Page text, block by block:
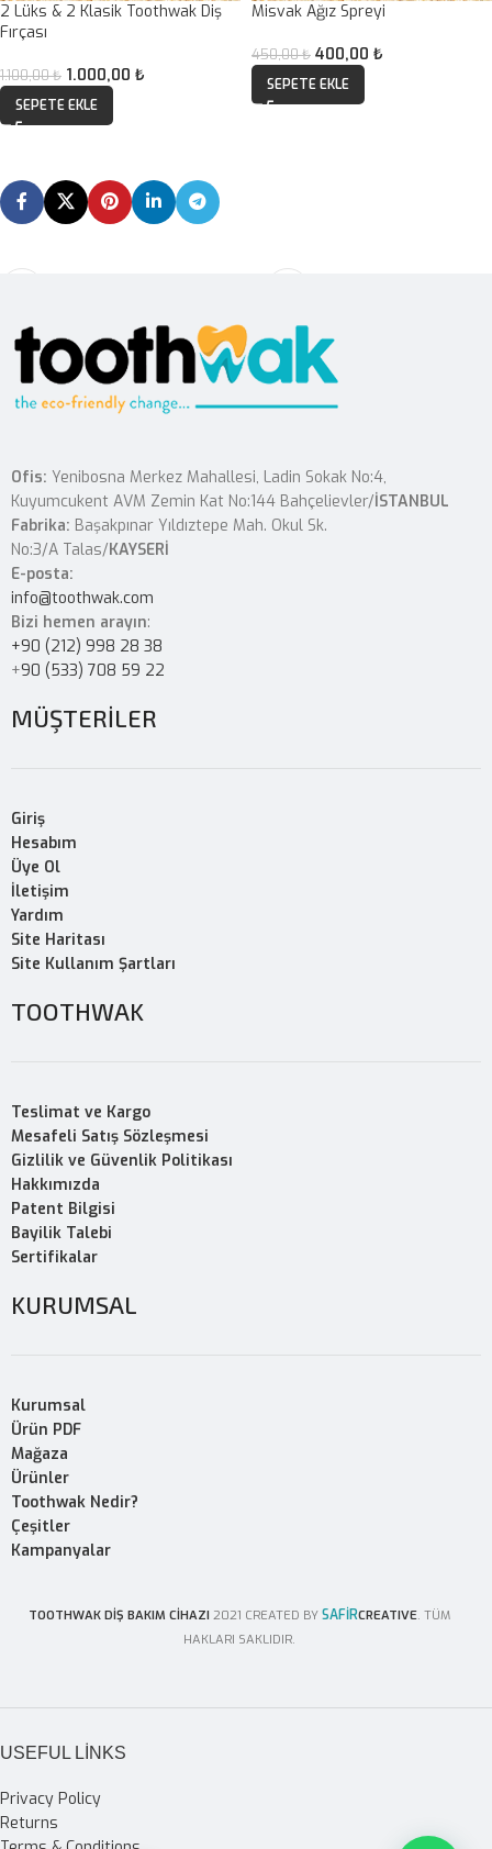
2 Lüks & 2 Klasik Toothwak Diş
Fırçası
1.100,00₺ 1.000,00 ₺
SEPETE EKLE
Misvak Ağız Spreyi
450,00₺ 400,00 ₺
SEPETE EKLE
Ofis: Yenibosna Merkez Mahallesi, Ladin Sokak No:4,
Kuyumcukent AVM Zemin Kat No:144 Bahçelievler/İSTANBUL
Fabrika: Başakpınar Yıldıztepe Mah. Okul Sk.
No:3/A Talas/KAYSERİ
E-posta:
info@toothwak.com
Bizi hemen arayın:
+90 (212) 998 28 38
+90 (533) 708 59 22
MÜŞTERİLER
Giriş
Hesabım
Üye Ol
İletişim
Yardım
Site Haritası
Site Kullanım Şartları
TOOTHWAK
Teslimat ve Kargo
Mesafeli Satış Sözleşmesi
Gizlilik ve Güvenlik Politikası
Hakkımızda
Patent Bilgisi
Bayilik Talebi
Sertifikalar
KURUMSAL
Kurumsal
Ürün PDF
Mağaza
Ürünler
Toothwak Nedir?
Çeşitler
Kampanyalar
TOOTHWAK DİŞ BAKIM CİHAZI 2021 CREATED BY SAFİRCREATIVE. TÜM
HAKLARI SAKLIDIR.
USEFUL LINKS
Privacy Policy
Returns